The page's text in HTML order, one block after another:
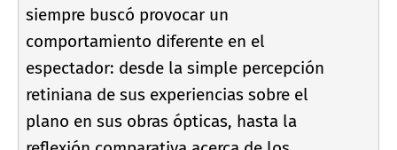
siempre buscó provocar un
comportamiento diferente en el
espectador: desde la simple percepción
retiniana de sus experiencias sobre el
plano en sus obras ópticas, hasta la